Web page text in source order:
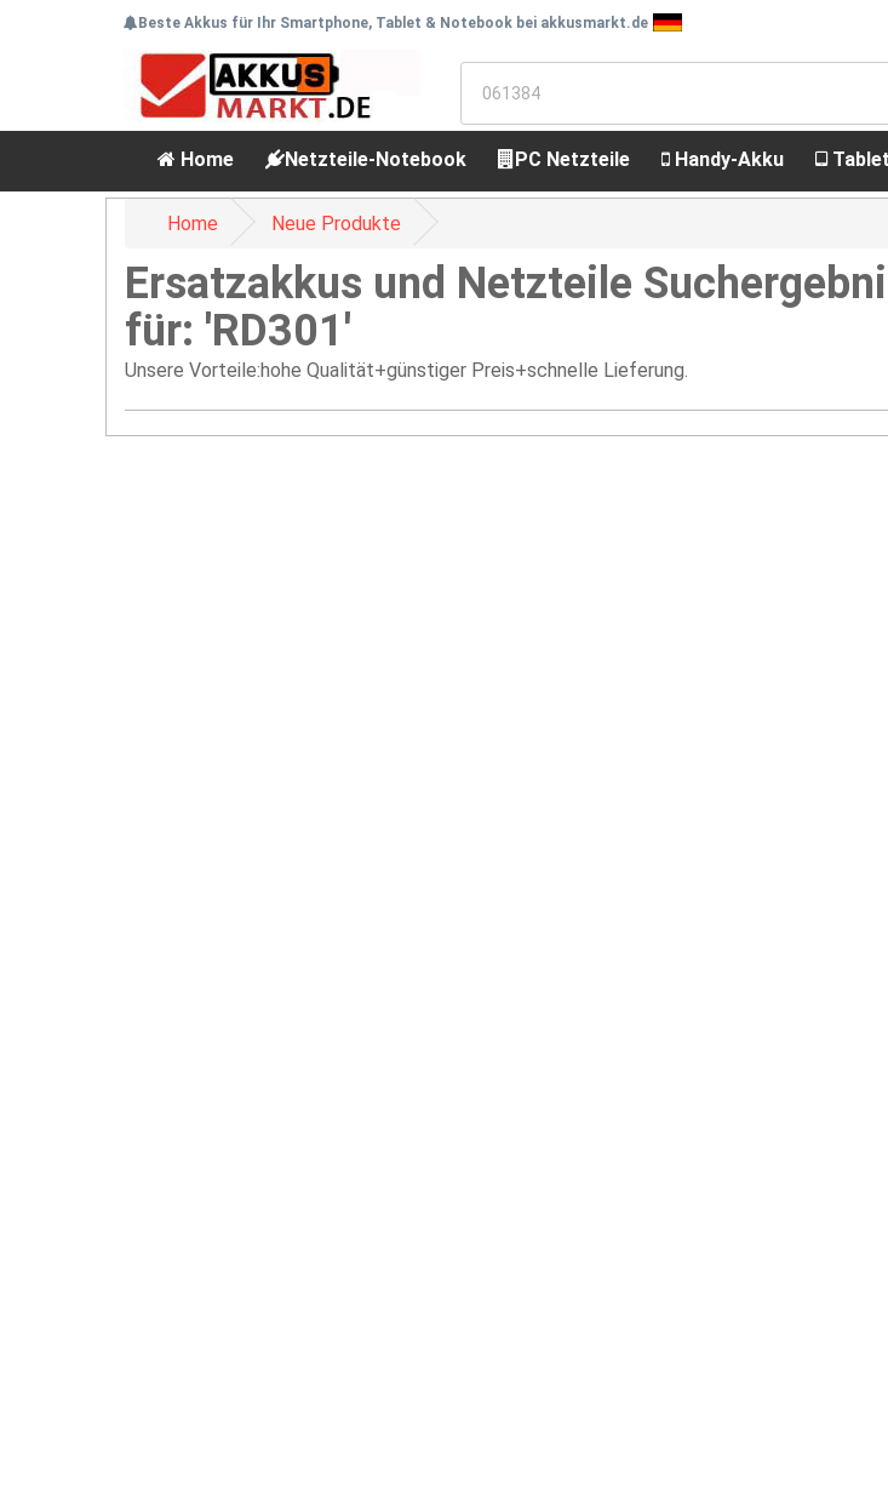
Beste Akkus für Ihr Smartphone, Tablet & Notebook bei akkusmarkt.de
Home Netzteile-Notebook PC Netzteile Handy-Akku
Home Neue Produkte
Ersatzakkus und Netzteile
für: 'RD301'
Unsere Vorteile:hohe Qualität+günstiger Preis+schnelle Lieferung.